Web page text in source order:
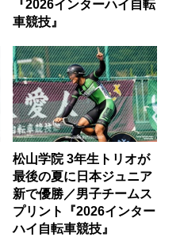
『2026インターハイ自転
車競技』
松山学院 3年生トリオが
最後の夏に日本ジュニア
新で優勝／男子チームス
プリント『2026インター
ハイ自転車競技』